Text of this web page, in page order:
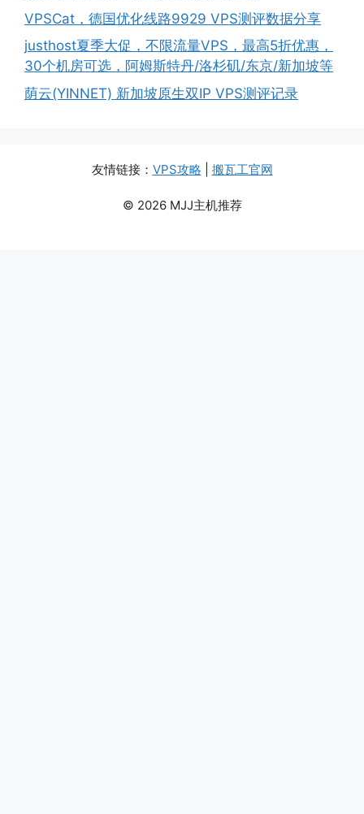
VPSCat，德国优化线路9929 VPS测评数据分享
justhost夏季大促，不限流量VPS，最高5折优惠，
30个机房可选，阿姆斯特丹/洛杉矶/东京/新加坡等
荫云(YINNET) 新加坡原生双IP VPS测评记录
友情链接： VPS攻略 搬瓦工官网
© 2026 MJJ主机推荐